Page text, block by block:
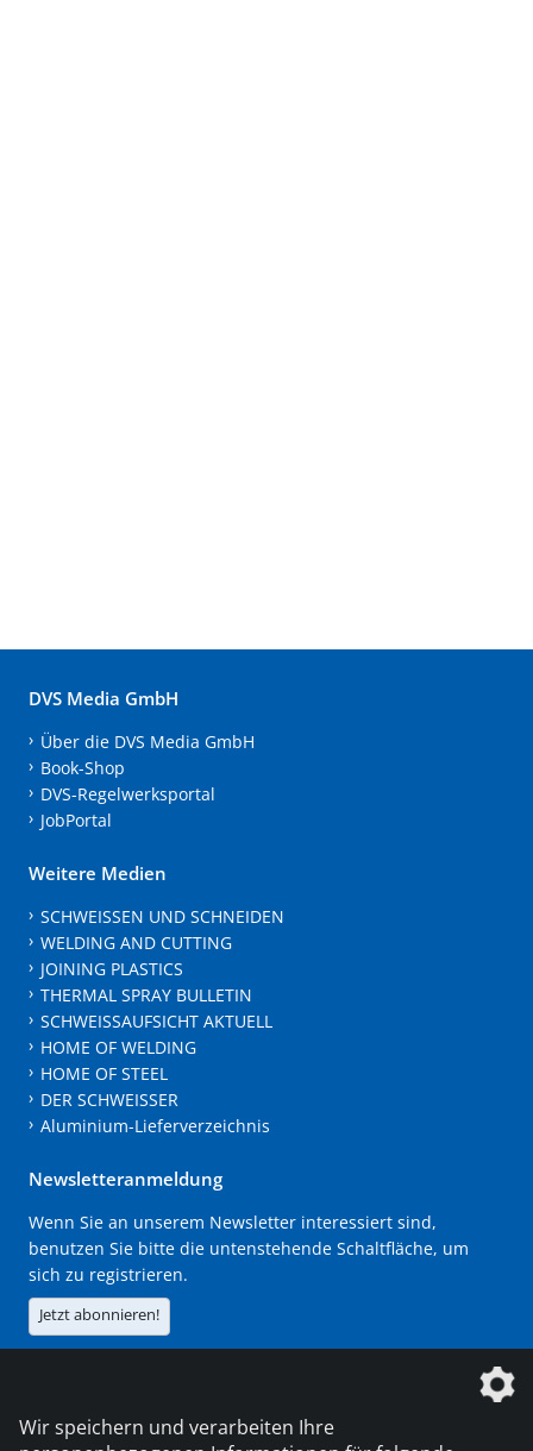
DVS Media GmbH
Über die DVS Media GmbH
Book-Shop
DVS-Regelwerksportal
JobPortal
Weitere Medien
SCHWEISSEN UND SCHNEIDEN
WELDING AND CUTTING
JOINING PLASTICS
THERMAL SPRAY BULLETIN
SCHWEISSAUFSICHT AKTUELL
HOME OF WELDING
HOME OF STEEL
DER SCHWEISSER
Aluminium-Lieferverzeichnis
Newsletteranmeldung
Wenn Sie an unserem Newsletter interessiert sind,
benutzen Sie bitte die untenstehende Schaltfläche, um
sich zu registrieren.
Jetzt abonnieren!
Die DVS Media GmbH ist ein Unternehmen der
Wir speichern und verarbeiten Ihre